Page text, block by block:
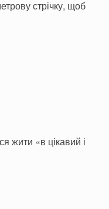
стрічку, щоб
жити «в цікавий і